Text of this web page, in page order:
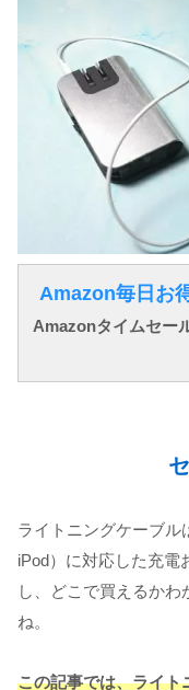
Amazon毎日お
Amazonタイムセー
ライトニングケーブル
iPod）に対応した充電
し、どこで買えるかわ
ね。
この記事では、ライト